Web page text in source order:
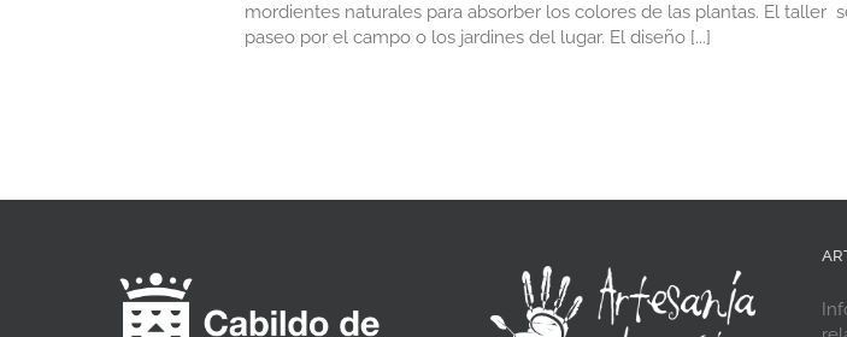
mordientes naturales para absorber los colores de las plantas. El taller
paseo por el campo o los jardines del lugar. El diseño [...]